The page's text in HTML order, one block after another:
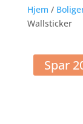
Hjem /
Wallsticker
Spar